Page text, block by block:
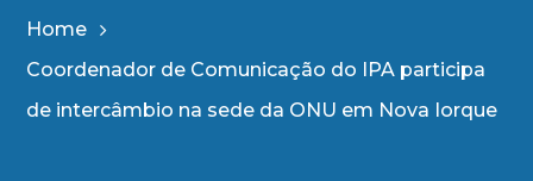
Home
Coordenador de Comunicação do IPA participa
de intercâmbio na sede da ONU em Nova Iorque